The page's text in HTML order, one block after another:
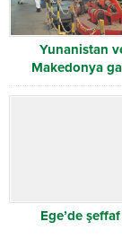
Yunanistan
Makedonya
Ege’de